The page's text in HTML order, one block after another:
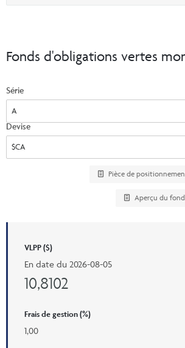
Événements et portail de UFC
Demandes d’inscription et formulaires
Formulaire de commande en ligne de
Centre administratif comptes
Centre administratif fonds distincts
InfoClientèle
ENGLISH
option
Fonds d'obligations vertes
Série
Devise
Pièce de
Aperçu du
VLPP ($)
En date du 2026-08-05
10,8102
Frais de gestion (%)
1,00